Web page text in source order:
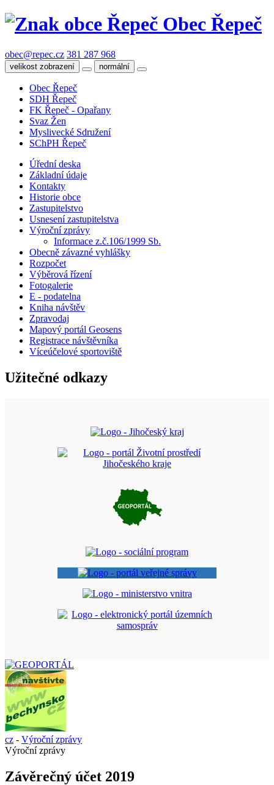
Obec Řepeč
obec@repec.cz 381 287 968
velikost zobrazení normální
Obec Řepeč
SDH Řepeč
FK Řepeč - Opařany
Svaz Žen
Myslivecké Sdružení
SChPH Řepeč
Úřední deska
Základní údaje
Kontakty
Historie obce
Zastupitelstvo
Usnesení zastupitelstva
Výroční zprávy
Informace z.č.106/1999 Sb.
Obecně závazné vyhlášky
Rozpočet
Výběrová řízení
Fotogalerie
E - podatelna
Kniha návštěv
Zpravodaj
Mapový portál Geosens
Registrace návštěvníka
Víceúčelové sportoviště
Užitečné odkazy
cz - Výroční zprávy
Výroční zprávy
Závěrečný účet 2019